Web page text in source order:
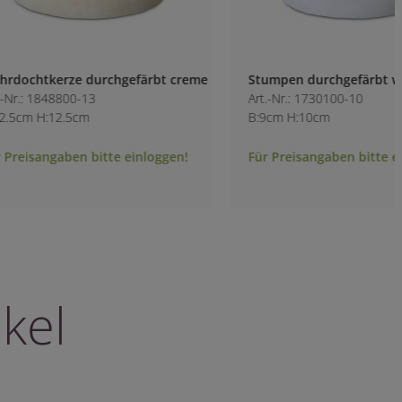
Stumpen durchgefärbt weiß
Art.-Nr.: 1730100-10
B:9cm H:10cm
Für Preisangaben bitte einloggen!
Leuchterkerze
Sojawachs weiß
Art.-Nr.: 1865300-10
Für